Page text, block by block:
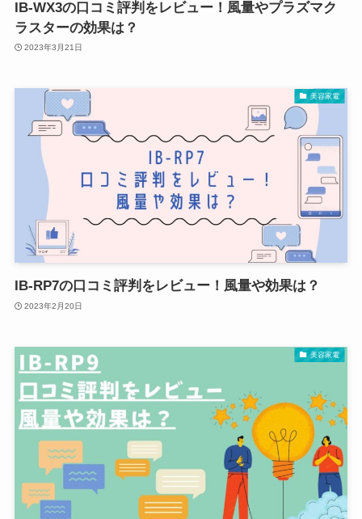
IB-WX3の口コミ評判をレビュー！風量やプラズマク
ラスターの効果は？
2023年3月21日
美容家電
IB-RP7の口コミ評判をレビュー！風量や効果は？
2023年2月20日
美容家電